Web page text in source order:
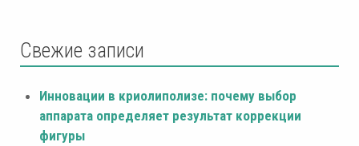
Свежие записи
Инновации в криолиполизе: почему выбор
аппарата определяет результат коррекции
фигуры